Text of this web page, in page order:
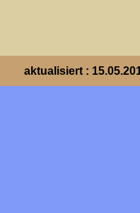
aktualisiert :